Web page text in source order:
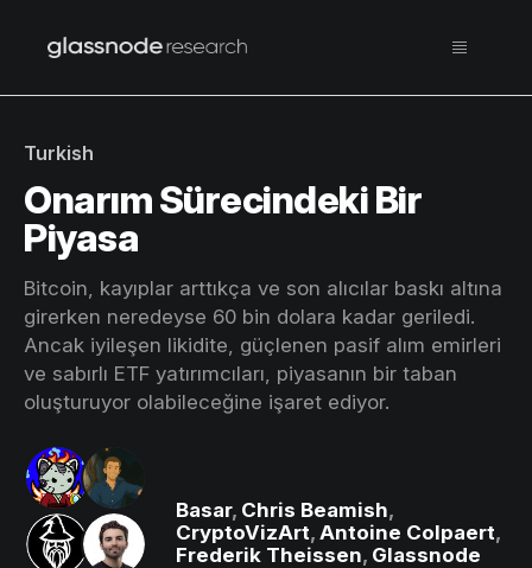
Turkish
Onarım Sürecindeki Bir
Piyasa
Bitcoin, kayıplar arttıkça ve son alıcılar baskı altına
girerken neredeyse 60 bin dolara kadar geriledi.
Ancak iyileşen likidite, güçlenen pasif alım emirleri
ve sabırlı ETF yatırımcıları, piyasanın bir taban
oluşturuyor olabileceğine işaret ediyor.
Basar, Chris Beamish,
CryptoVizArt, Antoine Colpaert,
Frederik Theissen, Glassnode